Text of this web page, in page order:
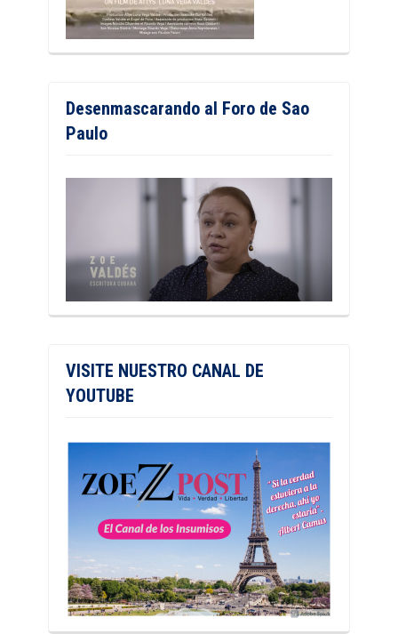
Desenmascarando al Foro de Sao
Paulo
VISITE NUESTRO CANAL DE
YOUTUBE